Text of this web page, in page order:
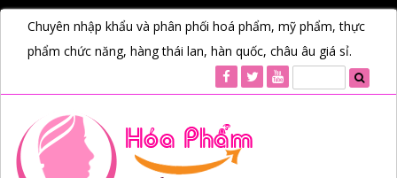
Chuyên nhập khẩu và phân phối hoá phẩm, mỹ phẩm, thực
phẩm chức năng, hàng thái lan, hàn quốc, châu âu giá sỉ.